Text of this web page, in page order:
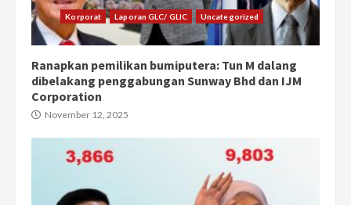
Korporat Laporan GLC/ GLIC Uncategorized
Ranapkan pemilikan bumiputera: Tun M dalang
dibelakang penggabungan Sunway Bhd dan IJM
Corporation
November 12, 2025